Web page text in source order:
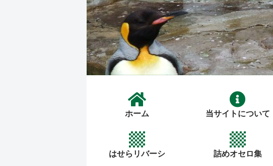
ホーム 当サイトについて
はせらリバーシ 詰めオセロ集